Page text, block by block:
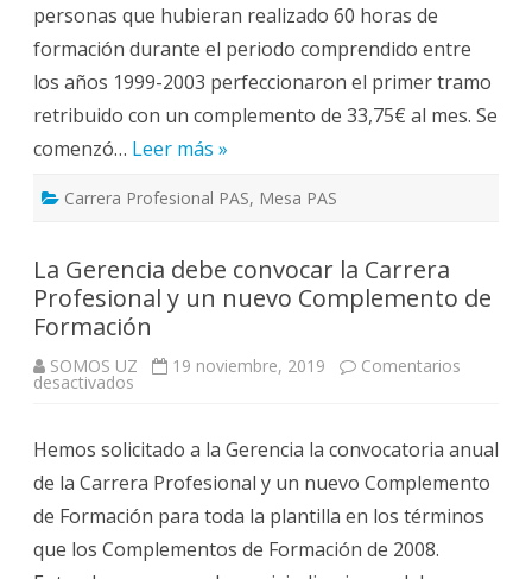
personas que hubieran realizado 60 horas de
formación durante el periodo comprendido entre
los años 1999-2003 perfeccionaron el primer tramo
retribuido con un complemento de 33,75€ al mes. Se
comenzó… Leer más »
Carrera Profesional PAS, Mesa PAS
La Gerencia debe convocar la Carrera
Profesional y un nuevo Complemento de
Formación
SOMOS UZ 19 noviembre, 2019 Comentarios
desactivados
convocar
la
Carrera
Profesional
y
un
nuevo
Complemento
Hemos solicitado a la Gerencia la convocatoria anual
de la Carrera Profesional y un nuevo Complemento
de Formación para toda la plantilla en los términos
que los Complementos de Formación de 2008.